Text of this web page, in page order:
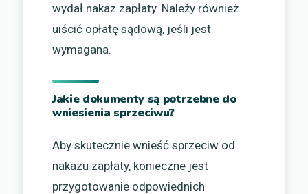
wydał nakaz zapłaty. Należy również
uiścić opłatę sądową, jeśli jest
wymagana.
Jakie dokumenty są potrzebne do
wniesienia sprzeciwu?
Aby skutecznie wnieść sprzeciw od
nakazu zapłaty, konieczne jest
przygotowanie odpowiednich